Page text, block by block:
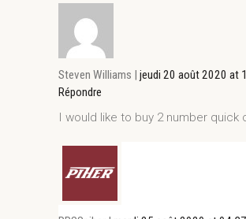
Steven Williams | jeudi 20 août 2020 at
Répondre
I would like to buy 2 number quick